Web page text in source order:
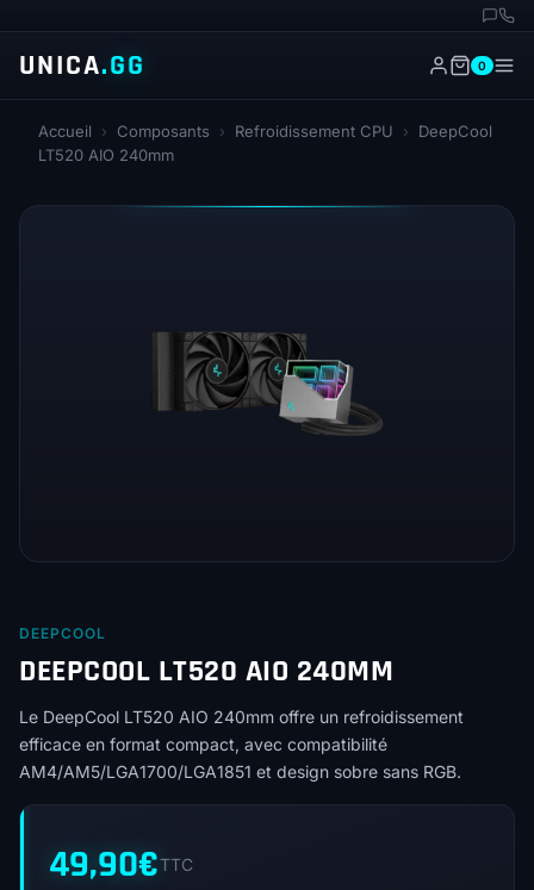
UNICA.GG 0
Accueil › Composants › Refroidissement CPU ›
DeepCool
LT520 AIO 240mm
DEEPCOOL
DEEPCOOL LT520 AIO 240MM
Le DeepCool LT520 AIO 240mm offre un refroidissement
efficace en format compact, avec compatibilité
AM4/AM5/LGA1700/LGA1851 et design sobre sans RGB.
49,90€TTC